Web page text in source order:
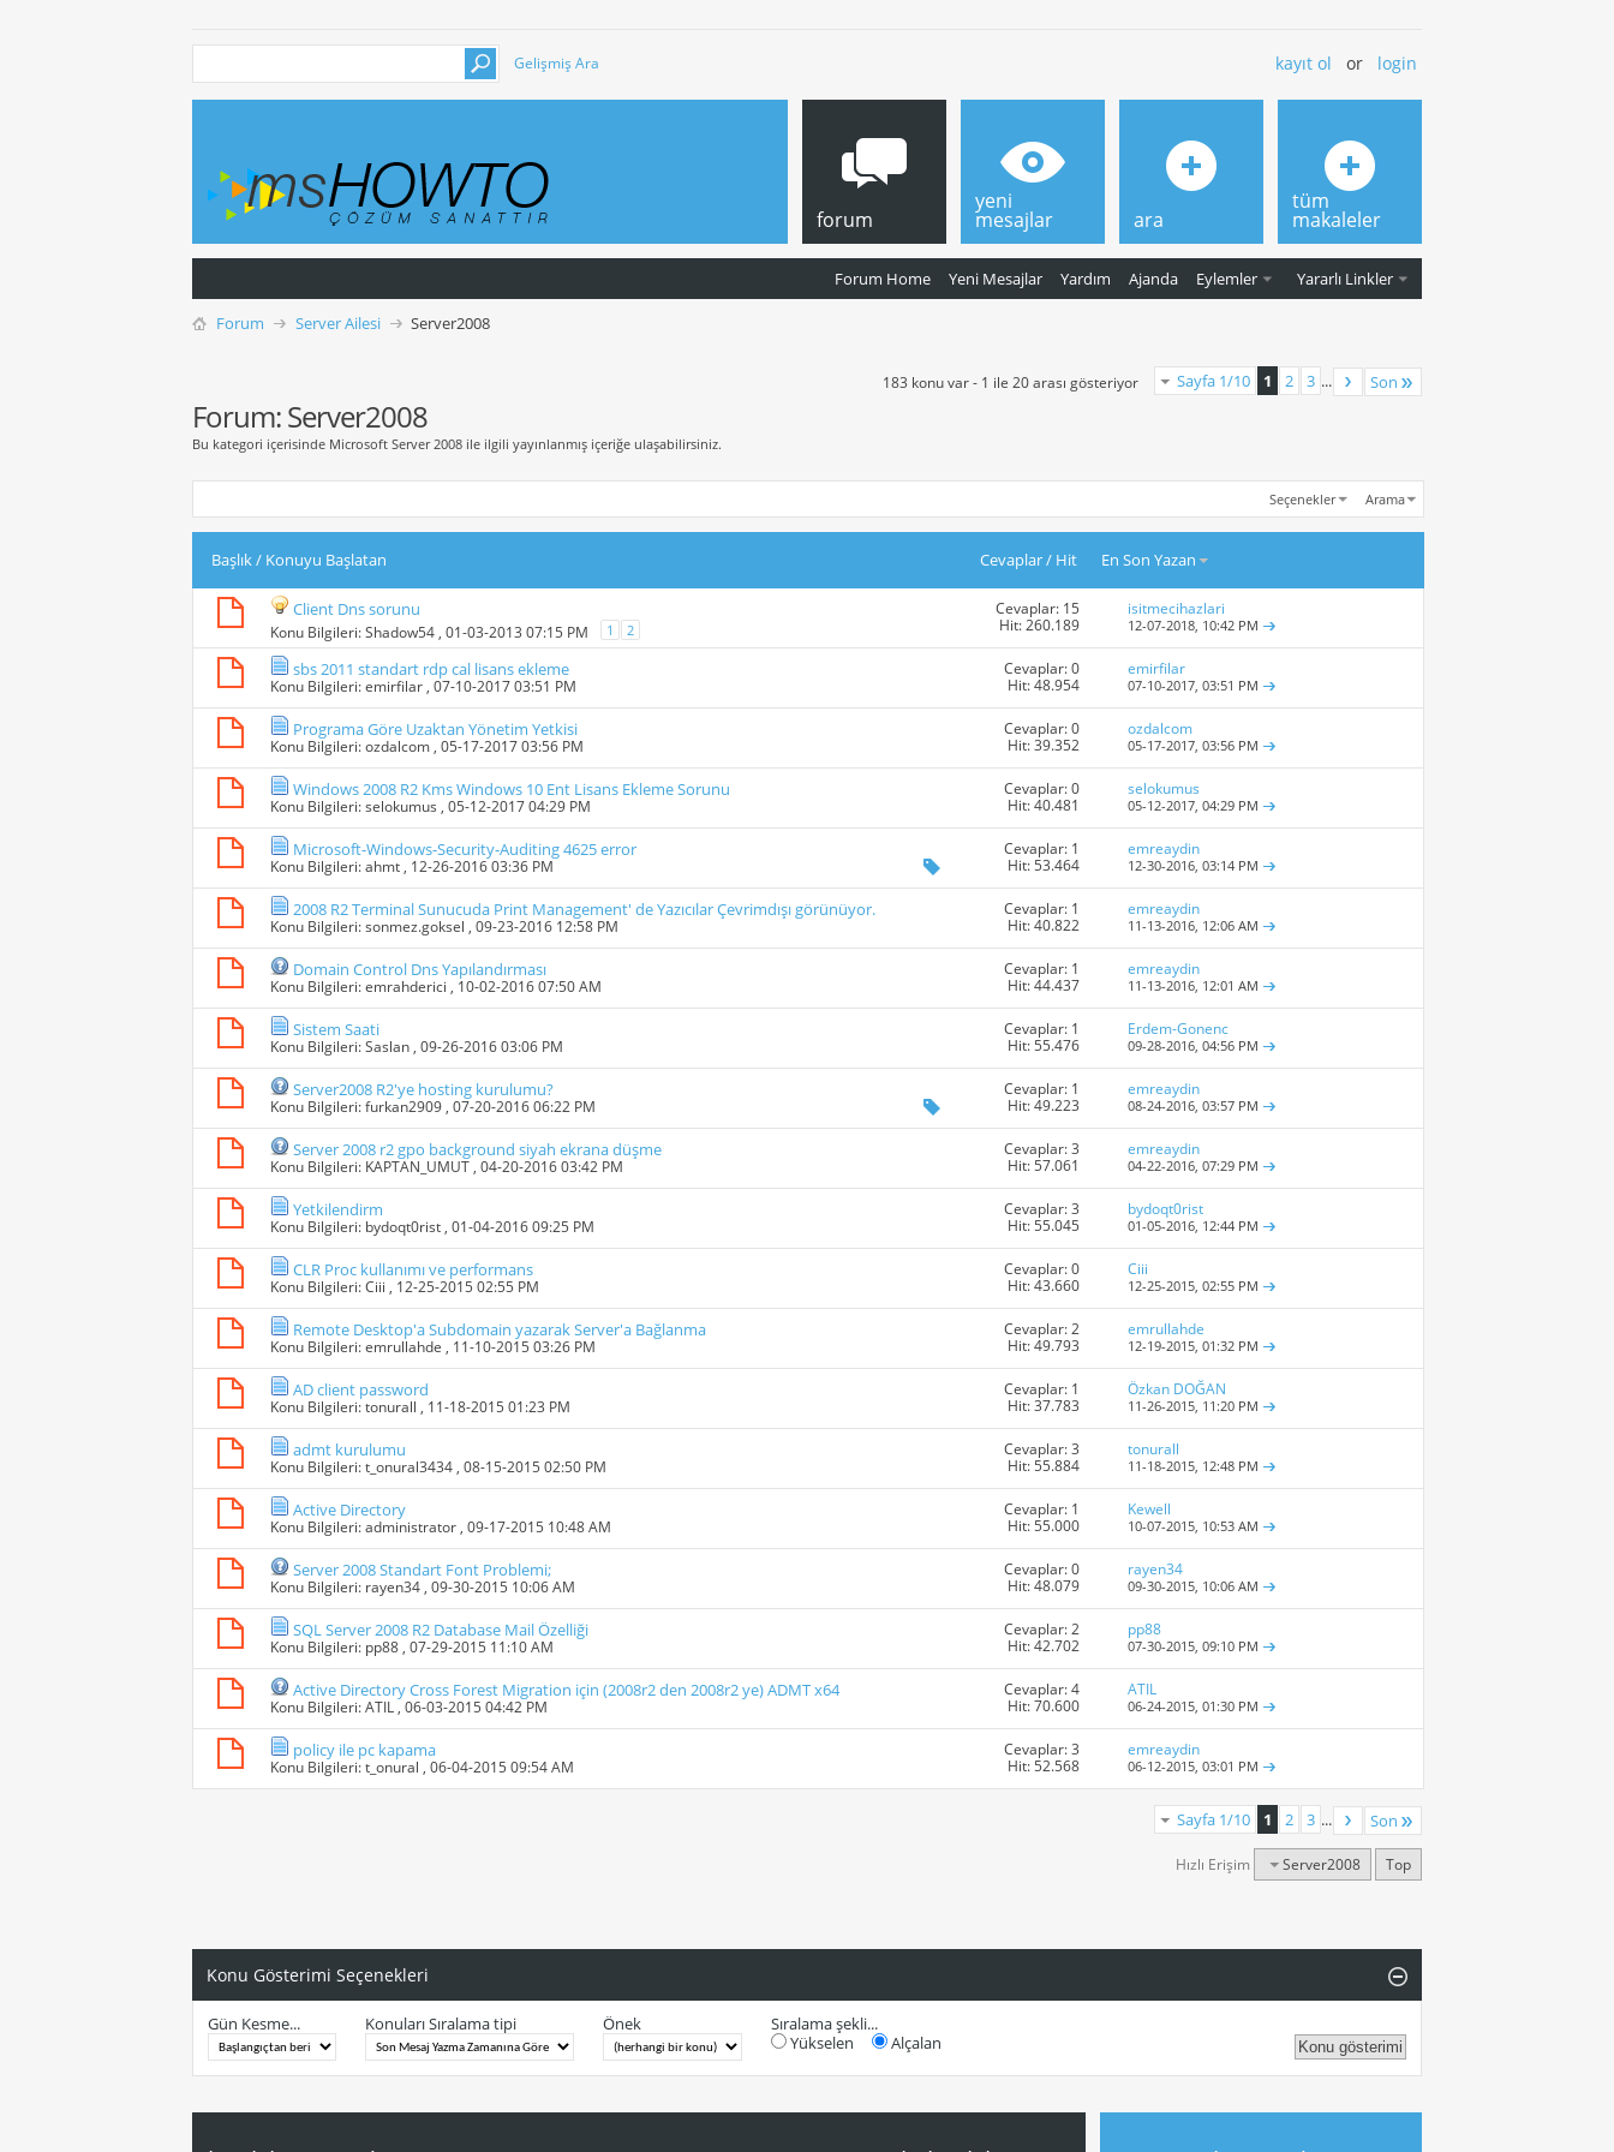
Gelişmiş Ara kayıt ol or login
forum
Forum Home Yeni Mesajlar Yardım Ajanda Eylemler Yararlı Linkler
yeni
mesajlar ara
tüm
makaleler
Forum Server Ailesi Server2008
Sayfa 1/10 1 2 3 ... Son
183 konu var - 1 ile 20 arası gösteriyor
Forum:Server2008
Bu kategori içerisinde Microsoft Server 2008 ile ilgili yayınlanmış içeriğe ulaşabilirsiniz.
Seçenekler Arama
Başlık/ Konuyu Başlatan Cevaplar/ Hit En Son Yazan
Client Dns sorunu
Konu Bilgileri:Shadow54 , 01-03-2013 07:15 PM 1 2
Cevaplar: 15
Hit: 260.189
isitmecihazlari
12-07-2018, 10:42 PM
sbs 2011 standart rdp cal lisans ekleme
Konu Bilgileri:emirfilar , 07-10-2017 03:51 PM
Cevaplar: 0
Hit: 48.954
emirfilar
07-10-2017,03:51 PM
Programa Göre Uzaktan Yönetim Yetkisi
Konu Bilgileri:ozdalcom , 05-17-2017 03:56 PM
Cevaplar: 0
Hit: 39.352
ozdalcom
05-17-2017,03:56 PM
Windows 2008 R2 Kms Windows 10 Ent Lisans Ekleme Sorunu
Konu Bilgileri:selokumus , 05-12-2017 04:29 PM
Cevaplar: 0
Hit: 40.481
selokumus
05-12-2017,04:29 PM
Microsoft-Windows-Security-Auditing 4625 error
Konu Bilgileri:ahmt , 12-26-2016 03:36 PM
Cevaplar: 1
Hit: 53.464
emreaydin
12-30-2016,03:14 PM
2008 R2 Terminal Sunucuda Print Management' de Yazıcılar Çevrimdışı görünüyor.
Konu Bilgileri:sonmez.goksel , 09-23-2016 12:58 PM
Cevaplar: 1
Hit: 40.822
emreaydin
11-13-2016, 12:06 AM
Domain Control Dns Yapılandırması
Konu Bilgileri:emrahderici , 10-02-2016 07:50 AM
Cevaplar: 1
Hit: 44.437
emreaydin
11-13-2016, 12:01 AM
Sistem Saati
Konu Bilgileri:Saslan , 09-26-2016 03:06 PM
Cevaplar: 1
Hit: 55.476
Erdem-Gonenc
09-28-2016,04:56 PM
Server2008 R2'ye hosting kurulumu?
Konu Bilgileri:furkan2909 , 07-20-2016 06:22 PM
Cevaplar: 1
Hit: 49.223
emreaydin
08-24-2016,03:57 PM
Server 2008 r2 gpo background siyah ekrana düşme
Konu Bilgileri: KAPTAN_UMUT , 04-20-2016 03:42 PM
Cevaplar: 3
Hit: 57.061
emreaydin
04-22-2016,07:29 PM
Yetkilendirm
Konu Bilgileri: bydoqt0rist , 01-04-2016 09:25 PM
Cevaplar: 3
Hit: 55.045
bydoqt0rist
01-05-2016, 12:44 PM
CLR Proc kullanımı ve performans
Konu Bilgileri:Ciii , 12-25-2015 02:55 PM
Cevaplar: 0
Hit: 43.660
Ciii
12-25-2015,02:55 PM
Remote Desktop'a Subdomain yazarak Server'a Bağlanma
Konu Bilgileri:emrullahde , 11-10-2015 03:26 PM
Cevaplar: 2
Hit: 49.793
emrullahde
12-19-2015,01:32 PM
AD client password
Konu Bilgileri:tonurall , 11-18-2015 01:23 PM
Cevaplar: 1
Hit: 37.783
Özkan DOĞAN
11-26-2015, 11:20 PM
admt kurulumu
Konu Bilgileri:t_onural3434 , 08-15-2015 02:50 PM
Cevaplar: 3
Hit: 55.884
tonurall
11-18-2015, 12:48 PM
Active Directory
Konu Bilgileri:administrator , 09-17-2015 10:48 AM
Cevaplar: 1
Hit: 55.000
Kewell
10-07-2015, 10:53 AM
Server 2008 Standart Font Problemi;
Konu Bilgileri: rayen34 , 09-30-2015 10:06 AM
Cevaplar: 0
Hit: 48.079
rayen34
09-30-2015, 10:06 AM
SQL Server 2008 R2 Database Mail Özelliği
Konu Bilgileri: pp88 , 07-29-2015 11:10 AM
Cevaplar: 2
Hit: 42.702
pp88
07-30-2015,09:10 PM
Active Directory Cross Forest Migration için (2008r2 den 2008r2 ye) ADMT x64
Konu Bilgileri:ATIL , 06-03-2015 04:42 PM
Cevaplar: 4
Hit: 70.600
ATIL
06-24-2015,01:30 PM
policy ile pc kapama
Konu Bilgileri:t_onural , 06-04-2015 09:54 AM
Cevaplar: 3
Hit: 52.568
emreaydin
06-12-2015,03:01 PM
Sayfa 1/10 1 2 3 ... Son
Hızlı Erişim Server2008 Top
Konu Gösterimi Seçenekleri
Gün Kesme... Konuları Sıralama tipi Önek
Sıralama şekli...
Yükselen
Alçalan